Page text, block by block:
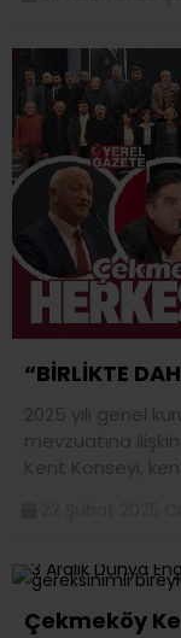
“BİRLİKTE
2025 yılı genel
mevzuatına
Kent Konseyi,
Çekmeköy